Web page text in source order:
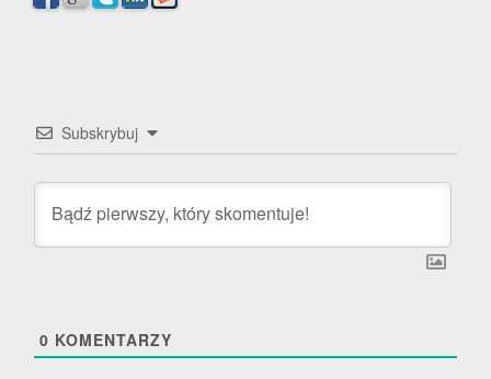
Subskrybuj
0 KOMENTARZY